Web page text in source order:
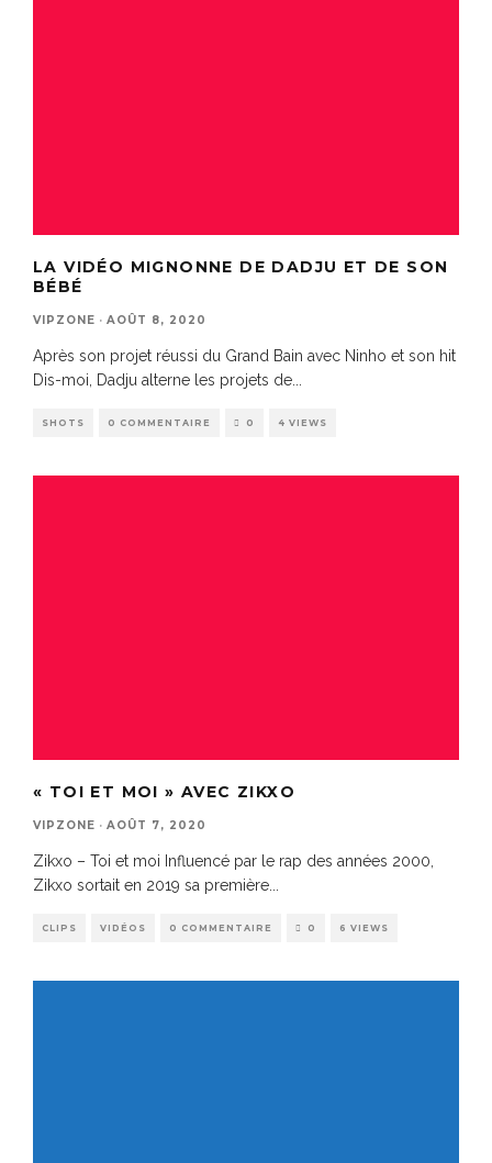
LA VIDÉO MIGNONNE DE DADJU ET DE SON
BÉBÉ
VIPZONE · AOÛT 8, 2020
Après son projet réussi du Grand Bain avec Ninho et son hit
Dis-moi, Dadju alterne les projets de...
SHOTS 0 COMMENTAIRE 0 4 VIEWS
« TOI ET MOI » AVEC ZIKXO
VIPZONE · AOÛT 7, 2020
Zikxo – Toi et moi Influencé par le rap des années 2000,
Zikxo sortait en 2019 sa première
CLIPS VIDÉOS 0 COMMENTAIRE 0 6 VIEWS